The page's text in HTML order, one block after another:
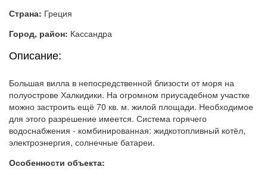
Страна: Греция
Город, район: Кассандра
Описание:
Большая вилла в непосредственной близости от моря на
полуострове Халкидики. На огромном приусадебном участке
можно застроить ещё 70 кв. м. жилой площади. Необходимое
для этого разрешение имеется. Система горячего
водоснабжения - комбинированная: жидкотопливный котёл,
электроэнергия, солнечные батареи.
Особенности объекта: